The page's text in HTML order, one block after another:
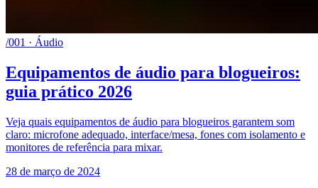
/001 · Áudio
Equipamentos de áudio para blogueiros:
guia prático 2026
Veja quais equipamentos de áudio para blogueiros garantem som
claro: microfone adequado, interface/mesa, fones com isolamento e
monitores de referência para mixar.
28 de março de 2024